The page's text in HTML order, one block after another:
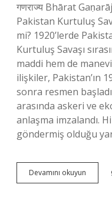
गणराज्य Bhārat
Pakistan Kurtuluş
mi? 1920’lerde
Kurtuluş Savaşı
maddi hem de
ilişkiler, Pakistan’ın
sonra resmen
arasında askeri ve
anlaşma imzalandı.
göndermiş olduğu
Devamını okuyun
Türkiyeye